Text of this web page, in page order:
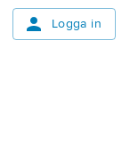
Logga in